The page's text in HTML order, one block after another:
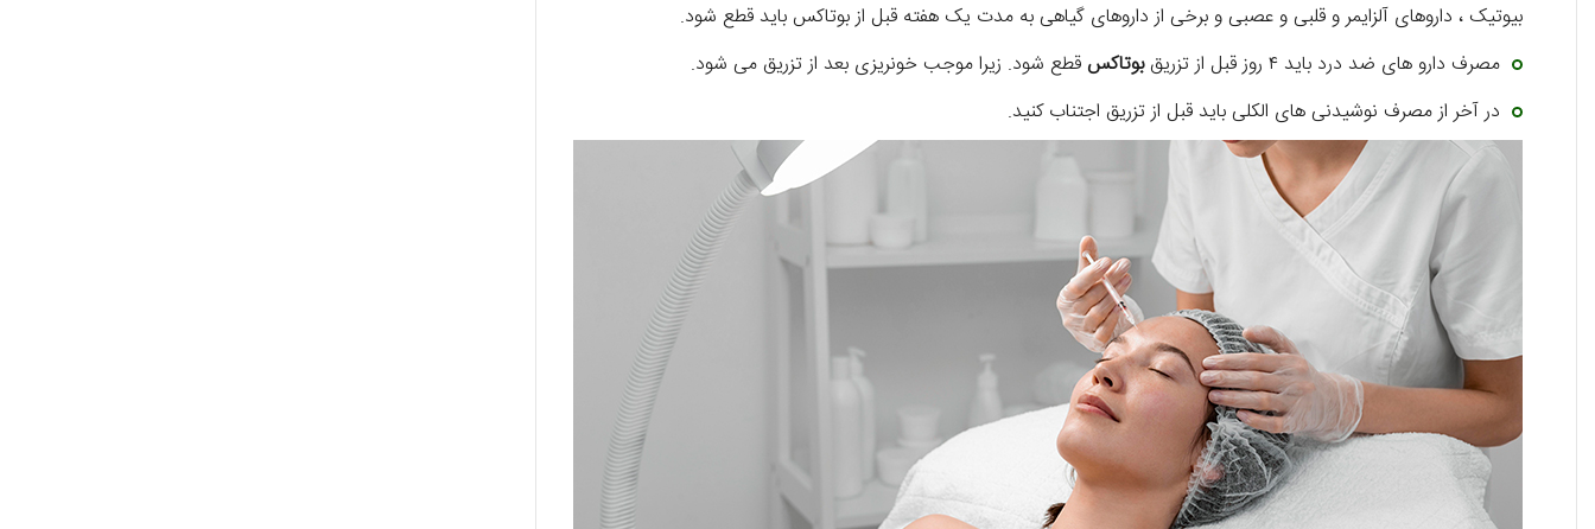
بیوتیک ، داروهای آلزایمر و قلبی و عصبی و برخی از داروهای گیاهی به مدت یک هفته قبل از بوتاکس باید قطع شود.
مصرف دارو های ضد درد باید ۴ روز قبل از تزریق
بوتاکس قطع شود. زیرا موجب خونریزی بعد از تزریق می شود.
در آخر از مصرف نوشیدنی های الکلی باید قبل از تزریق اجتناب کنید.